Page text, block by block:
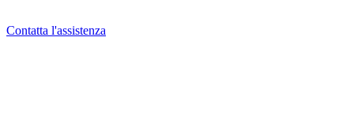
Contatta l'assistenza